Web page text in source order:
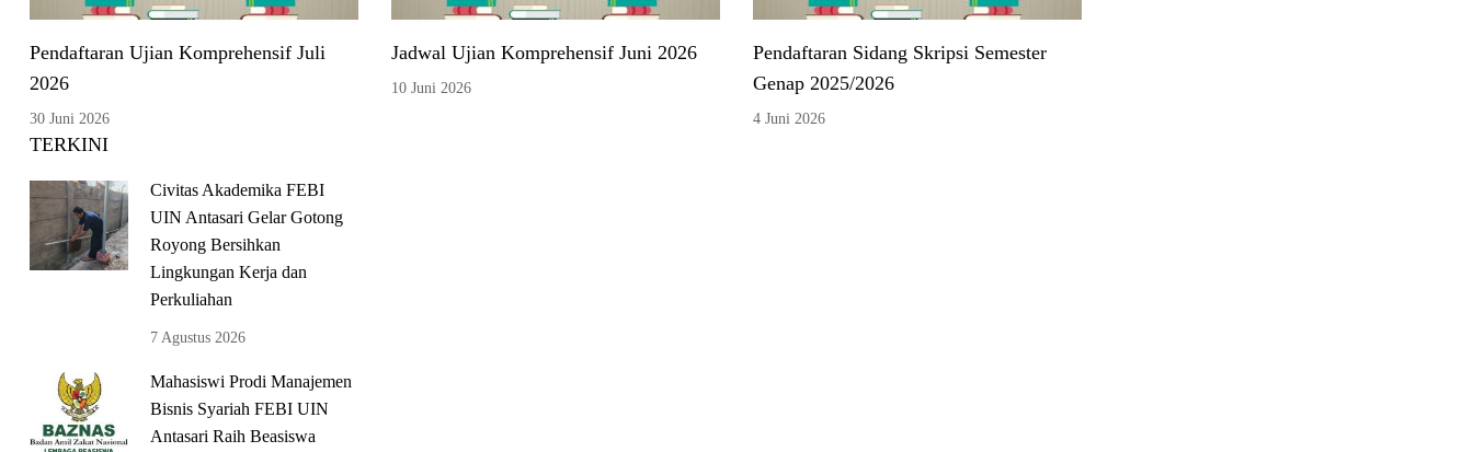
Pendaftaran Ujian Komprehensif Juli
2026
30 Juni 2026
Jadwal Ujian Komprehensif Juni 2026
10 Juni 2026
Pendaftaran Sidang Skripsi Semester
Genap 2025/2026
4 Juni 2026
TERKINI
Civitas Akademika FEBI
UIN Antasari Gelar Gotong
Royong Bersihkan
Lingkungan Kerja dan
Perkuliahan
7 Agustus 2026
Mahasiswi Prodi Manajemen
Bisnis Syariah FEBI UIN
Antasari Raih Beasiswa